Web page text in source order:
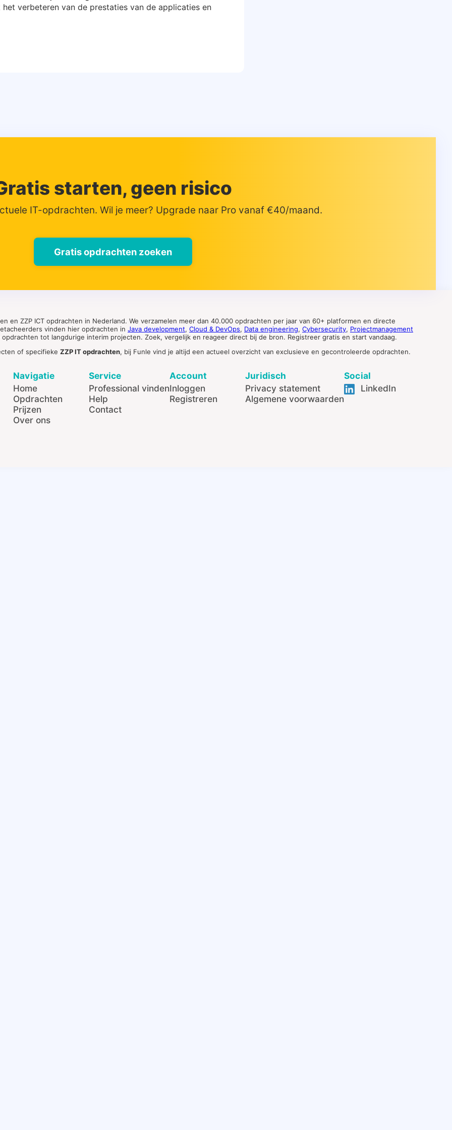
verbeteren van de prestaties van de applicaties en
starten, geen risico
IT-opdrachten. Wil je meer? Upgrade naar Pro vanaf €40/maand.
Gratis opdrachten zoeken
en ZZP ICT opdrachten in Nederland. We verzamelen meer dan 40.000 opdrachten per jaar van 60+ platformen en directe
vinden hier opdrachten in Java development, Cloud & DevOps, Data engineering, Cybersecurity, Projectmanagement
tot langdurige interim projecten. Zoek, vergelijk en reageer direct bij de bron. Registreer gratis en start vandaag.
of specifieke ZZP IT opdrachten, bij Funle vind je altijd een actueel overzicht van exclusieve en gecontroleerde opdrachten.
Navigatie
Home
Opdrachten
Prijzen
Over ons
Service
Professional vinden
Help
Contact
Account
Inloggen
Registreren
Juridisch
Privacy statement
Algemene voorwaarden
Social
LinkedIn